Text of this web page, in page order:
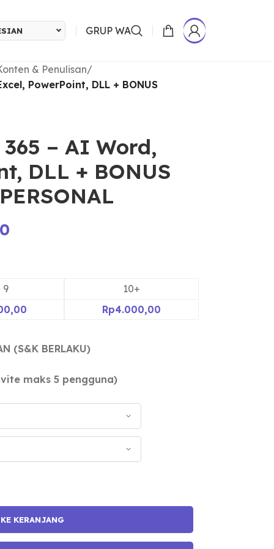
GRUP WA
& Penulisan/
PowerPoint, DLL + BONUS
– AI Word,
DLL + BONUS
9
10+
Rp4.000,00
(S&K BERLAKU)
maks 5 pengguna)
KERANJANG